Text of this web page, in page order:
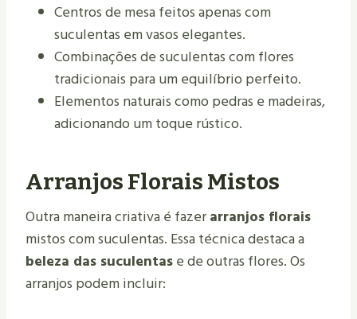
Centros de mesa feitos apenas com
suculentas em vasos elegantes.
Combinações de suculentas com flores
tradicionais para um equilíbrio perfeito.
Elementos naturais como pedras e madeiras,
adicionando um toque rústico.
Arranjos Florais Mistos
Outra maneira criativa é fazerarranjos florais
mistos com suculentas. Essa técnica destaca a
beleza das suculentase de outras flores. Os
arranjos podem incluir: